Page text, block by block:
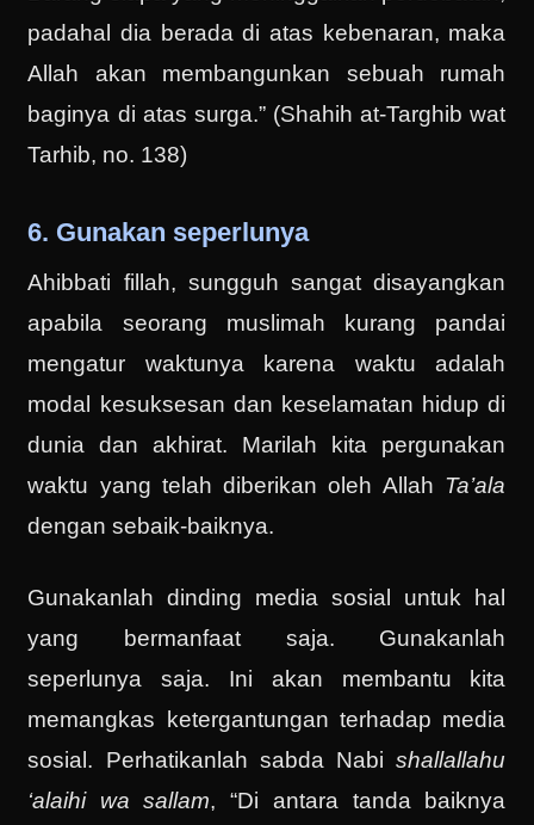
padahal dia berada di atas kebenaran, maka
Allah akan membangunkan sebuah rumah
baginya di atas surga.” (Shahih at-Targhib wat
Tarhib, no. 138)
6. Gunakan seperlunya
Ahibbati fillah, sungguh sangat disayangkan
apabila seorang muslimah kurang pandai
mengatur waktunya karena waktu adalah
modal kesuksesan dan keselamatan hidup di
dunia dan akhirat. Marilah kita pergunakan
waktu yang telah diberikan oleh Allah Ta’ala
dengan sebaik-baiknya.
Gunakanlah dinding media sosial untuk hal
yang bermanfaat saja. Gunakanlah
seperlunya saja. Ini akan membantu kita
memangkas ketergantungan terhadap media
sosial. Perhatikanlah sabda Nabishallallahu
‘alaihi wa sallam, “Di antara tanda baiknya